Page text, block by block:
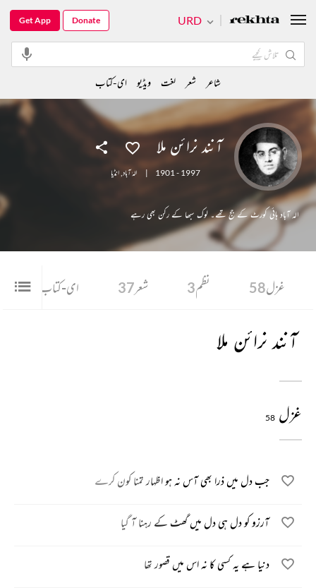
آنند نرائن ملا
1901 - 1997
| الہٰ آباد,انڈیا
الہ آباد ہائی کورٹ کے جج تھے۔ لوک سبھا کے رکن بھی رہے
غزل58 نظم3 شعر37 ای-کتاب 17
آنند نرائن ملا
غزل 58
جب دل میں ذرا بھی آس نہ ہو اظہار تمنا کون کرے
آرزو کو دل ہی دل میں گھٹ کے رہنا آ گیا
دنیا ہے یہ کسی کا نہ اس میں قصور تھا
URD
Get App Donate
شاعر شعر لغت ویڈیو ای-کتاب